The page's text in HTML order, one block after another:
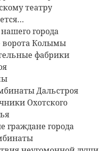
театру
города
ворота Колымы
фабрики
Дальстроя
Охотского
граждане города